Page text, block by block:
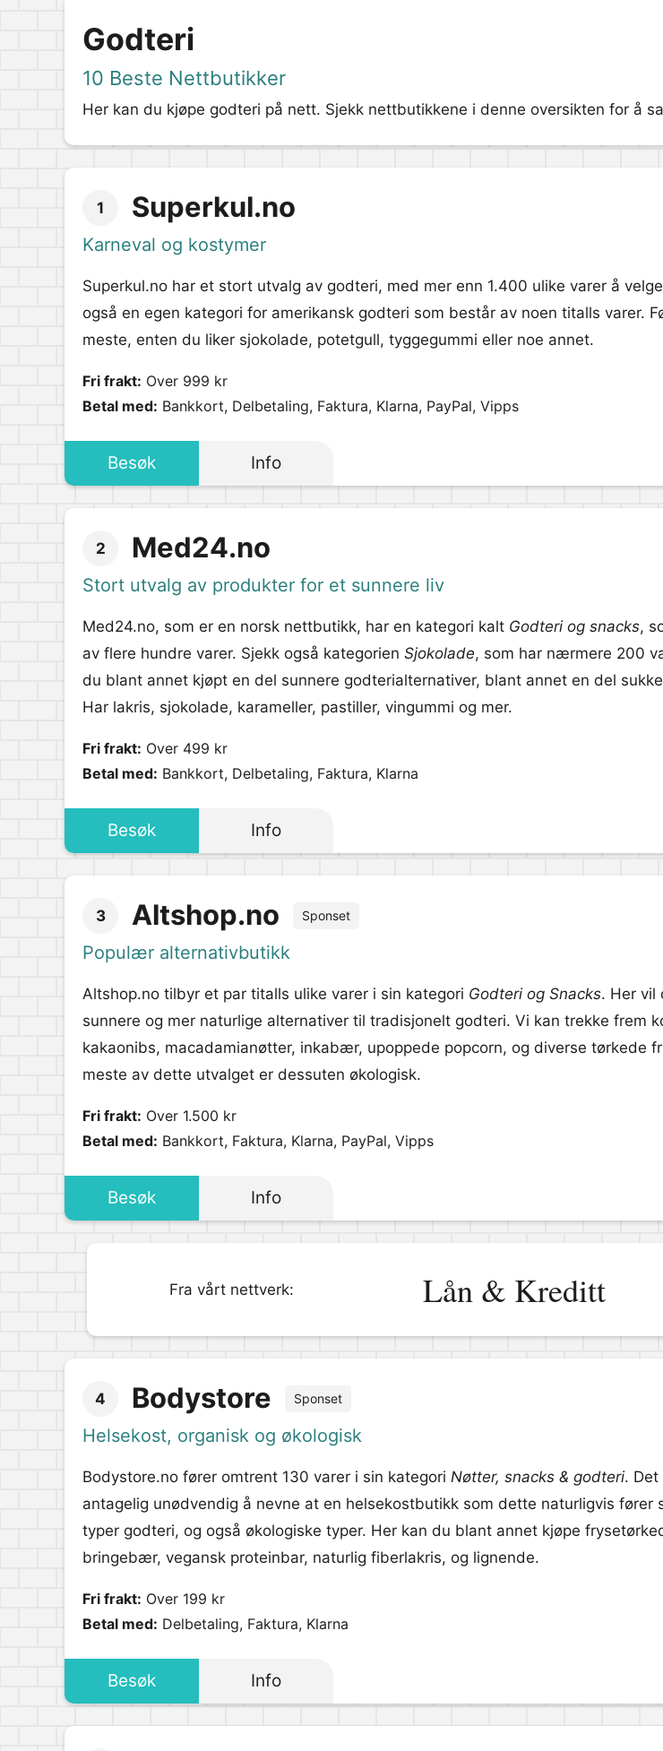
Godteri
10 Beste Nettbutikker
Her kan du kjøpe godteri på nett. Sjekk nettbutikkene i denne oversikten for å
1 Superkul.no
Karneval og kostymer
Superkul.no har et stort utvalg av godteri, med mer enn 1.400 ulike varer å
også en egen kategori for amerikansk godteri som består av noen titalls varer.
meste, enten du liker sjokolade, potetgull, tyggegummi eller noe annet.
Fri frakt: Over 999 kr
Betal med: Bankkort, Delbetaling, Faktura, Klarna, PayPal, Vipps
Besøk Info
2 Med24.no
Stort utvalg av produkter for et sunnere liv
Med24.no, som er en norsk nettbutikk, har en kategori kalt Godteri og snacks,
av flere hundre varer. Sjekk også kategorien Sjokolade, som har nærmere 200
du blant annet kjøpt en del sunnere godterialternativer, blant annet en del
Har lakris, sjokolade, karameller, pastiller, vingummi og mer.
Fri frakt: Over 499 kr
Betal med: Bankkort, Delbetaling, Faktura, Klarna
Besøk Info
3 Altshop.no Sponset
Populær alternativbutikk
Altshop.no tilbyr et par titalls ulike varer i sin kategori Godteri og Snacks. Her vil
sunnere og mer naturlige alternativer til tradisjonelt godteri. Vi kan trekke frem
kakaonibs, macadamianøtter, inkabær, upoppede popcorn, og diverse tørkede
meste av dette utvalget er dessuten økologisk.
Fri frakt: Over 1.500 kr
Betal med: Bankkort, Faktura, Klarna, PayPal, Vipps
Besøk Info
Fra vårt nettverk: Lån & Kreditt
4 Bodystore Sponset
Helsekost, organisk og økologisk
Bodystore.no fører omtrent 130 varer i sin kategori Nøtter, snacks & godteri. Det
antagelig unødvendig å nevne at en helsekostbutikk som dette naturligvis fører
typer godteri, og også økologiske typer. Her kan du blant annet kjøpe
bringebær, vegansk proteinbar, naturlig fiberlakris, og lignende.
Fri frakt: Over 199 kr
Betal med: Delbetaling, Faktura, Klarna
Besøk Info